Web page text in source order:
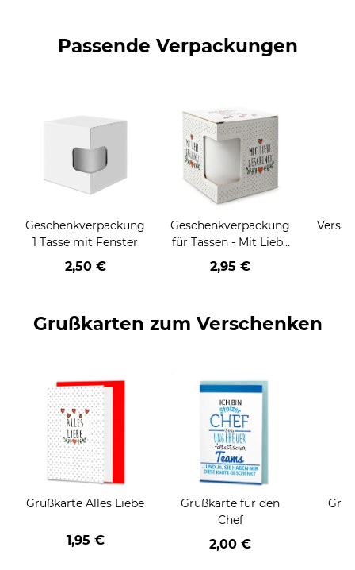
Passende Verpackungen
Geschenkverpackung
1 Tasse mit Fenster
2,50 €
Geschenkverpackung
für Tassen - Mit Liebe
geschenkt
2,95 €
Grußkarten zum Verschenken
Grußkarte Alles Liebe
1,95 €
Grußkarte für den
Chef
2,00 €